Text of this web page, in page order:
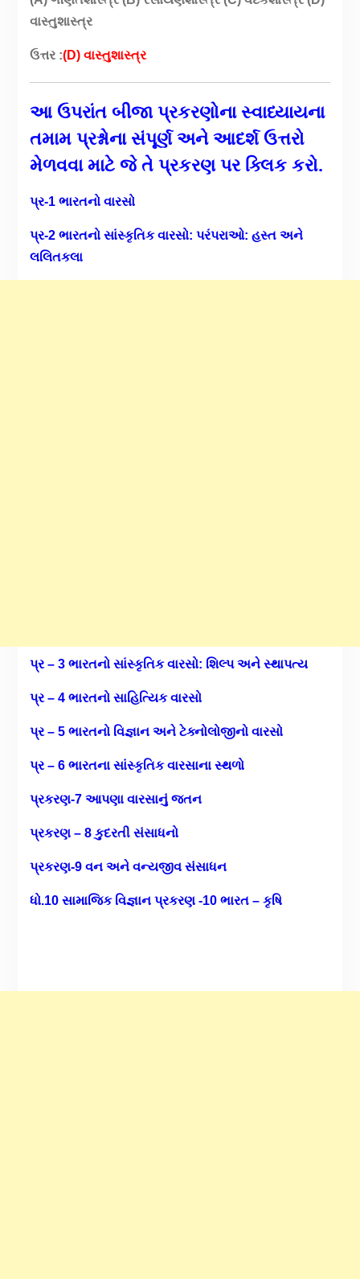
વાસ્તુશાસ્ત્ર
ઉત્તર :(D) વાસ્તુશાસ્ત્ર
આ ઉપરાંત બીજા પ્રકરણોના સ્વાધ્યાયના
તમામ પ્રશ્નોના સંપૂર્ણ અને આદર્શ ઉત્તરો
મેળવવા માટે જે તે પ્રકરણ પર ક્લિક કરો.
પ્ર-1 ભારતનો વારસો
પ્ર-2 ભારતનો સાંસ્કૃતિક વારસો: પરંપરાઓ: હસ્ત અને
લલિતકલા
પ્ર – 3 ભારતનો સાંસ્કૃતિક વારસો: શિલ્પ અને સ્થાપત્ય
પ્ર – 4 ભારતનો સાહિત્યિક વારસો
પ્ર – 5 ભારતનો વિજ્ઞાન અને ટેક્નોલોજીનો વારસો
પ્ર – 6 ભારતના સાંસ્કૃતિક વારસાના સ્થળો
પ્રકરણ-7 આપણા વારસાનું જતન
પ્રકરણ – 8 કુદરતી સંસાધનો
પ્રકરણ-9 વન અને વન્યજીવ સંસાધન
ધો.10 સામાજિક વિજ્ઞાન પ્રકરણ -10 ભારત – કૃષિ